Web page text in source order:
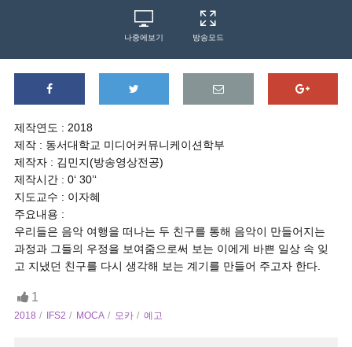
나중에보기 방송모드
제작연도 : 2018
제작 : 동서대학교 미디어커뮤니케이션학부
제작자 : 김민지(방송영상전공)
제작시간 : 0‘ 30’‘
지도교수 : 이자혜
주요내용 :
우리들은 음악 여행을 떠나는 두 친구를 통해 음악이 만들어지는
과정과 그들의 우정을 보여줌으로써 보는 이에게 바쁜 일상 속 잊
고 지냈던 친구를 다시 생각해 보는 계기를 만들어 주고자 한다.
1
2018 IFS2 MOCA 모카 예고